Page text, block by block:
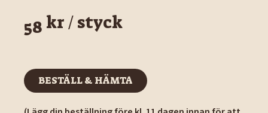
58 kr / styck
BESTÄLL & HÄMTA
BESTÄLL & HÄMTA